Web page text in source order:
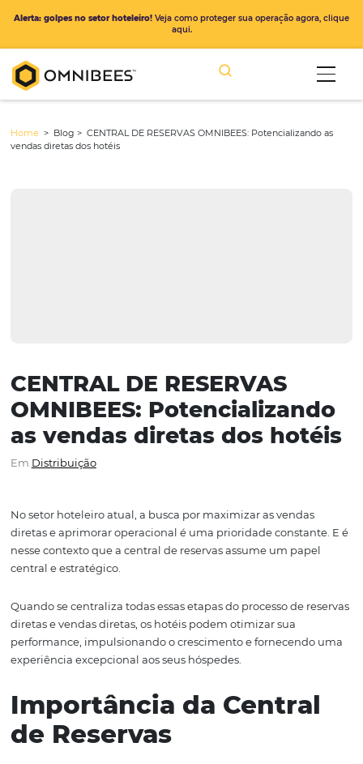
CENTRAL DE RESERVAS
as vendas diretas dos
Distribuição
No setor hoteleiro atual, a busca por maximizar as
diretas e aprimorar operacional é uma prioridade
nesse contexto que a central de reservas assume um
central e estratégico.
Quando se centraliza todas essas etapas do processo de
diretas e vendas diretas, os hotéis podem otimizar sua
Alerta: golpes no setor hoteleiro!Veja como proteger sua operação